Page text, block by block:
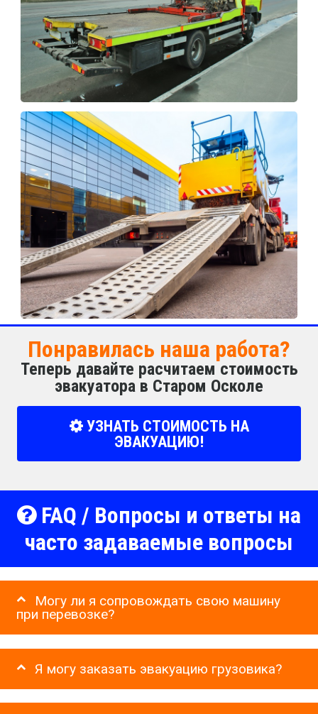
Понравилась наша работа?
Теперь давайте расчитаем стоимость
эвакуатора в Старом Осколе
УЗНАТЬ СТОИМОСТЬ НА
ЭВАКУАЦИЮ!
FAQ / Вопросы и ответы на
часто задаваемые вопросы
Могу ли я сопровождать свою машину
при перевозке?
Я могу заказать эвакуацию грузовика?